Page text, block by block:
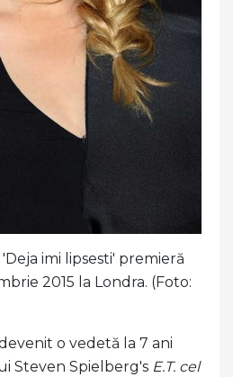
imi lipsesti' premieră
2015 la Londra. (Foto:
o vedetă la 7 ani
Steven Spielberg's E.T. cel